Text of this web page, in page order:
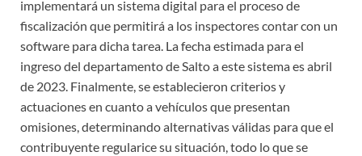
implementará un sistema digital para el proceso de
fiscalización que permitirá a los inspectores contar con un
software para dicha tarea. La fecha estimada para el
ingreso del departamento de Salto a este sistema es abril
de 2023. Finalmente, se establecieron criterios y
actuaciones en cuanto a vehículos que presentan
omisiones, determinando alternativas válidas para que el
contribuyente regularice su situación, todo lo que se